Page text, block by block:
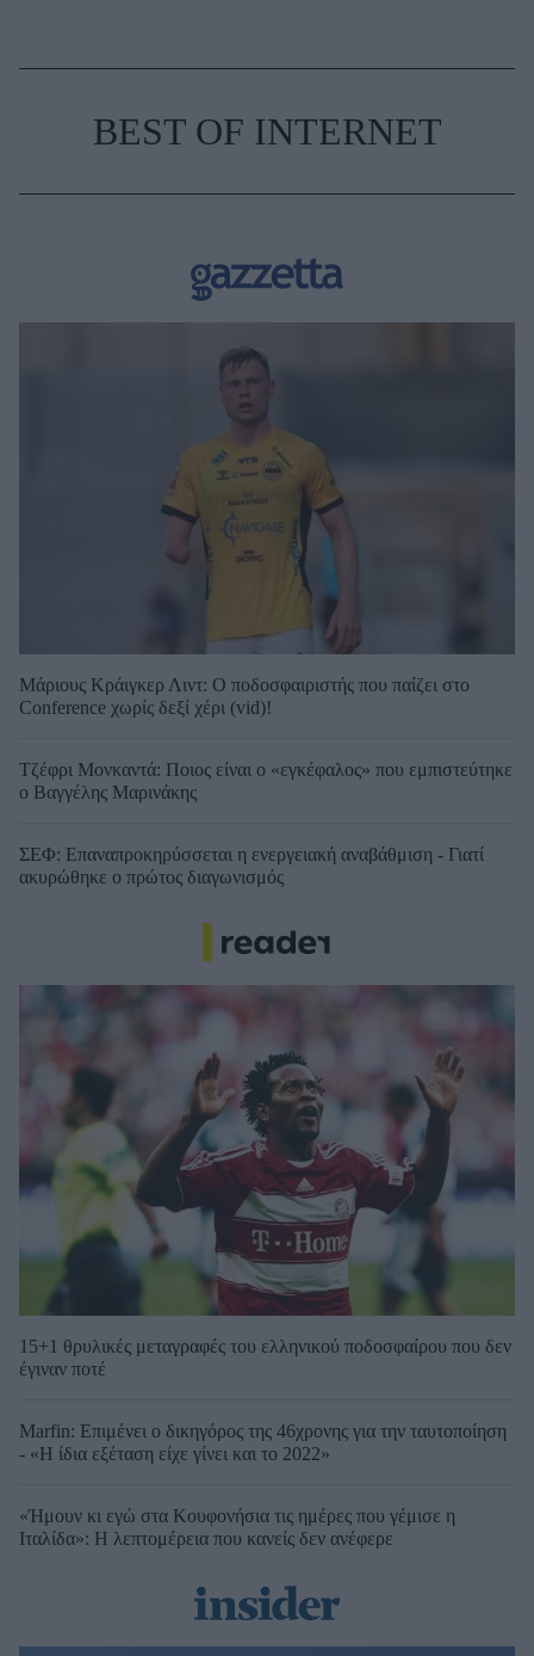
BEST OF INTERNET
Μάριους Κράιγκερ Λιντ: Ο ποδοσφαιριστής που παίζει στο
Conference χωρίς δεξί χέρι (vid)!
Τζέφρι Μονκαντά: Ποιος είναι ο «εγκέφαλος» που εμπιστεύτηκε
ο Βαγγέλης Μαρινάκης
ΣΕΦ: Επαναπροκηρύσσεται η ενεργειακή αναβάθμιση - Γιατί
ακυρώθηκε ο πρώτος διαγωνισμός
15+1 θρυλικές μεταγραφές του ελληνικού ποδοσφαίρου που δεν
έγιναν ποτέ
Marfin: Επιμένει ο δικηγόρος της 46χρονης για την ταυτοποίηση
- «Η ίδια εξέταση είχε γίνει και το 2022»
«Ήμουν κι εγώ στα Κουφονήσια τις ημέρες που γέμισε η
Ιταλίδα»: Η λεπτομέρεια που κανείς δεν ανέφερε